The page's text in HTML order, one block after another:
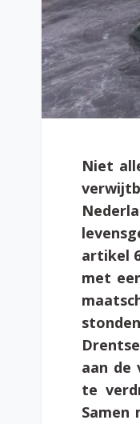
Niet
artikel
met
aan de
te
Samen